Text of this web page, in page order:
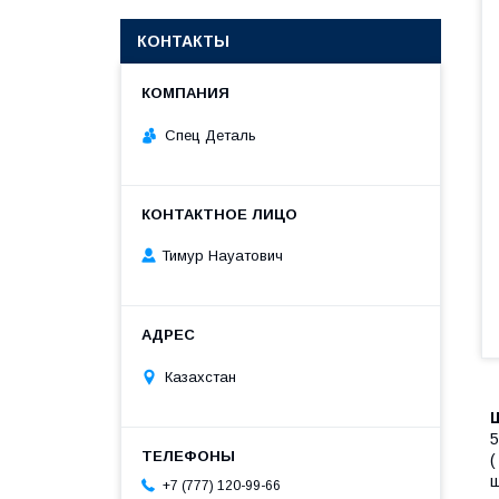
(
КОНТАКТЫ
Спец Деталь
Тимур Науатович
Казахстан
+7 (777) 120-99-66